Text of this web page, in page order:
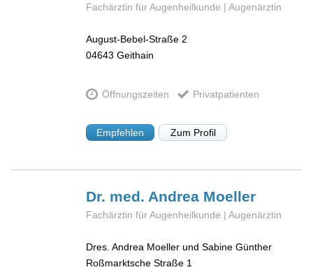
Fachärztin für Augenheilkunde | Augenärztin
August-Bebel-Straße 2
04643 Geithain
Öffnungszeiten Privatpatienten
Empfehlen Zum Profil
Dr. med. Andrea Moeller
Fachärztin für Augenheilkunde | Augenärztin
Dres. Andrea Moeller und Sabine Günther
Roßmarktsche Straße 1